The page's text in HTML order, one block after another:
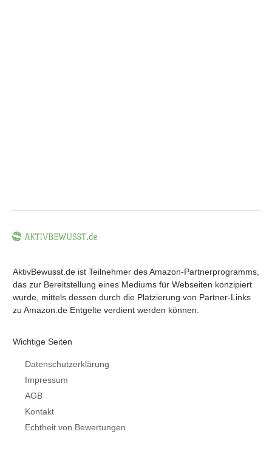
AktivBewusst.de ist Teilnehmer des Amazon-Partnerprogramms,
das zur Bereitstellung eines Mediums für Webseiten konzipiert
wurde, mittels dessen durch die Platzierung von Partner-Links
zu Amazon.de Entgelte verdient werden können.
Wichtige Seiten
Datenschutzerklärung
Impressum
AGB
Kontakt
Echtheit von Bewertungen